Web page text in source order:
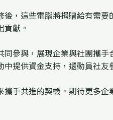
，這些電腦將捐贈給有需
獻。
參與，展現企業與社團攜
提供資金支持，還動員社
手共進的契機。期待更多